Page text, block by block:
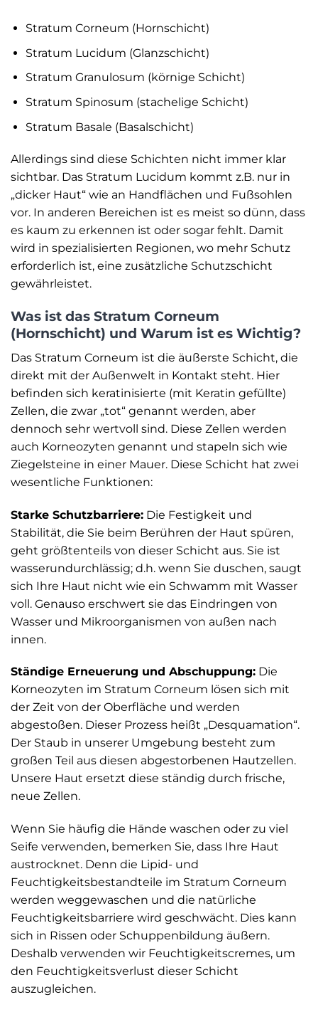
Stratum Corneum (Hornschicht)
Stratum Lucidum (Glanzschicht)
Stratum Granulosum (körnige Schicht)
Stratum Spinosum (stachelige Schicht)
Stratum Basale (Basalschicht)
Allerdings sind diese Schichten nicht immer klar
sichtbar. Das Stratum Lucidum kommt z.B. nur in
„dicker Haut“ wie an Handflächen und Fußsohlen
vor. In anderen Bereichen ist es meist so dünn, dass
es kaum zu erkennen ist oder sogar fehlt. Damit
wird in spezialisierten Regionen, wo mehr Schutz
erforderlich ist, eine zusätzliche Schutzschicht
gewährleistet.
Was ist das Stratum Corneum
(Hornschicht) und Warum ist es Wichtig?
Das Stratum Corneum ist die äußerste Schicht, die
direkt mit der Außenwelt in Kontakt steht. Hier
befinden sich keratinisierte (mit Keratin gefüllte)
Zellen, die zwar „tot“ genannt werden, aber
dennoch sehr wertvoll sind. Diese Zellen werden
auch Korneozyten genannt und stapeln sich wie
Ziegelsteine in einer Mauer. Diese Schicht hat zwei
wesentliche Funktionen:
Starke Schutzbarriere: Die Festigkeit und
Stabilität, die Sie beim Berühren der Haut spüren,
geht größtenteils von dieser Schicht aus. Sie ist
wasserundurchlässig; d.h. wenn Sie duschen, saugt
sich Ihre Haut nicht wie ein Schwamm mit Wasser
voll. Genauso erschwert sie das Eindringen von
Wasser und Mikroorganismen von außen nach
innen.
Ständige Erneuerung und Abschuppung: Die
Korneozyten im Stratum Corneum lösen sich mit
der Zeit von der Oberfläche und werden
abgestoßen. Dieser Prozess heißt „Desquamation“.
Der Staub in unserer Umgebung besteht zum
großen Teil aus diesen abgestorbenen Hautzellen.
Unsere Haut ersetzt diese ständig durch frische,
neue Zellen.
Wenn Sie häufig die Hände waschen oder zu viel
Seife verwenden, bemerken Sie, dass Ihre Haut
austrocknet. Denn die Lipid- und
Feuchtigkeitsbestandteile im Stratum Corneum
werden weggewaschen und die natürliche
Feuchtigkeitsbarriere wird geschwächt. Dies kann
sich in Rissen oder Schuppenbildung äußern.
Deshalb verwenden wir Feuchtigkeitscremes, um
den Feuchtigkeitsverlust dieser Schicht
auszugleichen.